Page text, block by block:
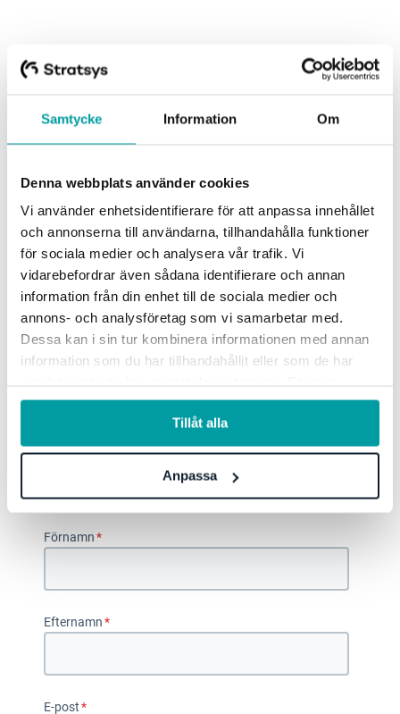
Samtycke Information Om
Denna webbplats använder cookies
Vi använder enhetsidentifierare för att anpassa innehållet
och annonserna till användarna, tillhandahålla funktioner
för sociala medier och analysera vår trafik. Vi
vidarebefordrar även sådana identifierare och annan
information från din enhet till de sociala medier och
annons- och analysföretag som vi samarbetar med.
Dessa kan i sin tur kombinera informationen med annan
information som du har tillhandahållit eller som de har
information, se vårintegritetspolicy.
Tillåt alla
Anpassa
Ladda ner guiden
Förnamn *
Efternamn *
E-post *